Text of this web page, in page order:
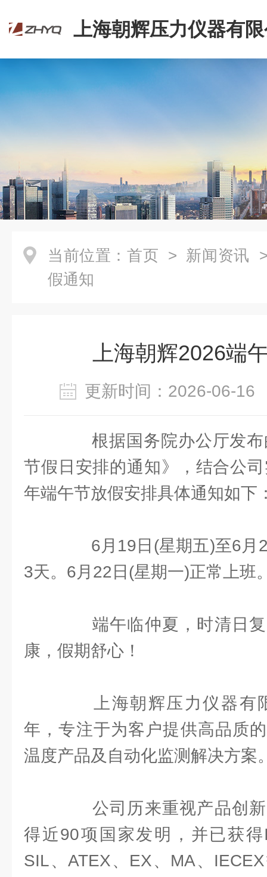
上海朝辉压力仪器有
当前位置： 首页 > 新闻资讯
假通知
上海朝辉2026端
更新时间：2026-06-
根据国务院办公厅发布
节假日安排的通知》，结合公
年端午节放假安排具体通知如下
6月19日(星期五)至6月
3天。6月22日(星期一)正常上班
端午临仲夏，时清日复
康，假期舒心！
上海朝辉压力仪器有
年，专注于为客户提供高品质
温度产品及自动化监测解决方案
公司历来重视产品创新
得近90项国家发明，并已获
SIL、ATEX、EX、MA、